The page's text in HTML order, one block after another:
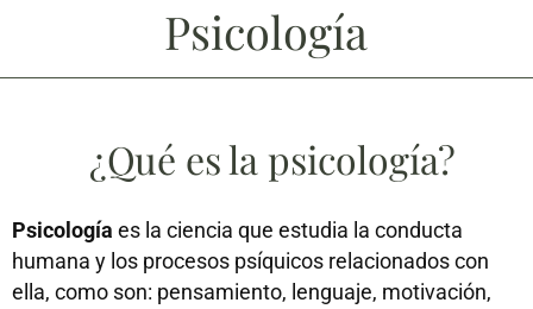
Psicología
¿Qué es la psicología?
Psicología es la ciencia que estudia la conducta
humana y los procesos psíquicos relacionados con
ella, como son: pensamiento, lenguaje, motivación,